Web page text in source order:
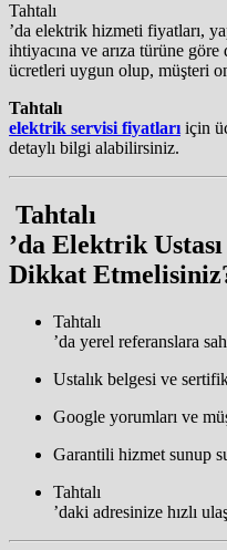
Tahtalı
’da elektrik hizmeti fiyatları,
ihtiyacına ve arıza türüne
ücretleri uygun olup, müşteri
Tahtalı
elektrik servisi fiyatları için
detaylı bilgi alabilirsiniz.
Tahtalı
’da Elektrik
Dikkat
Tahtalı
’da yerel referanslara
Ustalık belgesi ve
Google yorumları ve
Garantili hizmet sunup
Tahtalı
’daki adresinize hızlı